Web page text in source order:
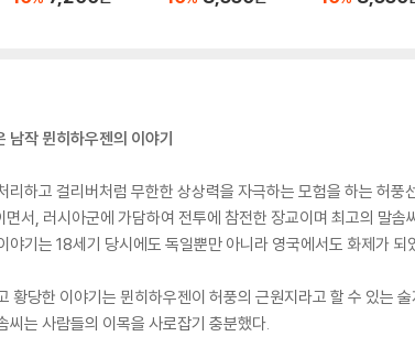
남작 뮌히하우젠의 이야기
리하고 걸리버처럼 무한한 상상력을 자극하는 모험을 하는 허
면서, 러시아군에 가담하여 전투에 참전한 장교이며 최고의 말
야기는 18세기 당시에도 독일뿐만 아니라 영국에서도 화제가 되
황당한 이야기는 뮌히하우젠이 허풍의 근원지라고 할 수 있는
씨는 사람들의 이목을 사로잡기 충분했다.